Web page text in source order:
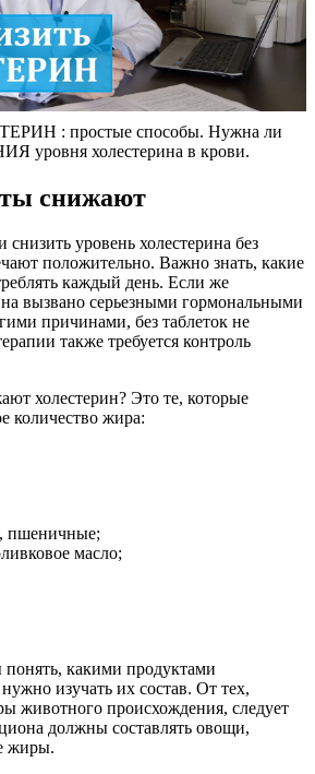
: простые способы. Нужна ли
холестерина в крови.
снижают
уровень холестерина без
положительно. Важно знать, какие
каждый день. Если же
вызвано серьезными гормональными
причинами, без таблеток не
также требуется контроль
холестерин? Это те, которые
количество жира:
пшеничные;
масло;
какими продуктами
изучать их состав. От тех,
животного происхождения, следует
должны составлять овощи,
жиры.